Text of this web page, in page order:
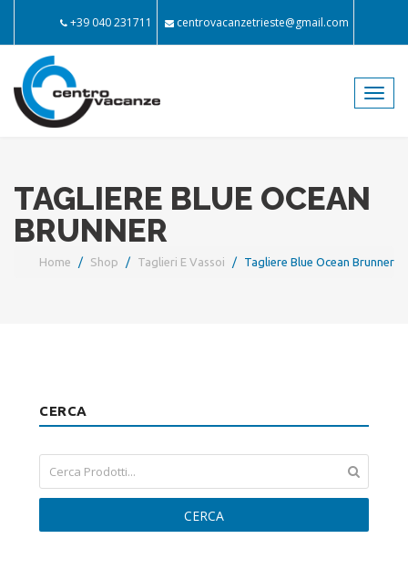
+39 040 231711 centrovacanzetrieste@gmail.com
TAGLIERE BLUE OCEAN
BRUNNER
Home Shop Taglieri E Vassoi Tagliere Blue Ocean Brunner
CERCA
CERCA